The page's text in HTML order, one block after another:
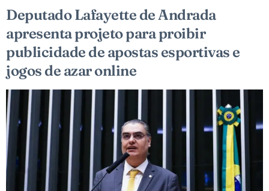
Deputado Lafayette de Andrada
apresenta projeto para proibir
publicidade de apostas esportivas e
jogos de azar online